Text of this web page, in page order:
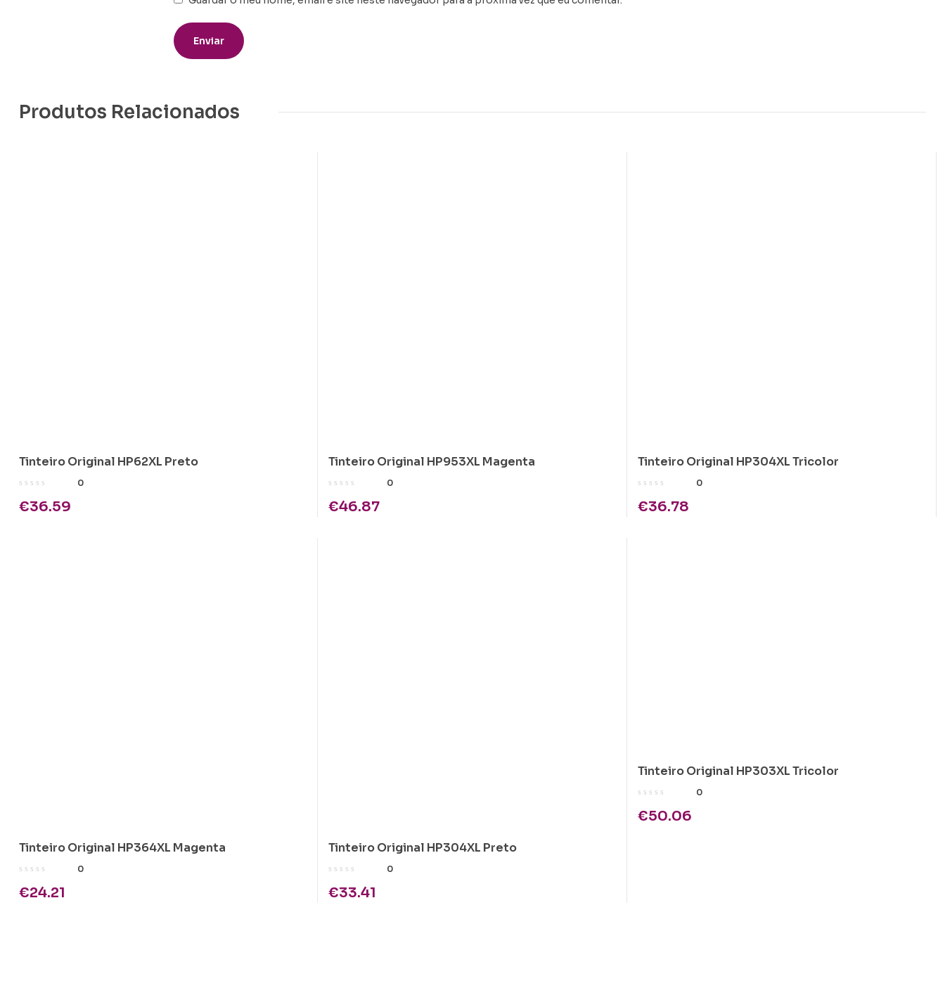
Produtos Relacionados
Tinteiro Original HP62XL Preto
0
€36.59
Tinteiro Original HP953XL Magenta
0
€46.87
Tinteiro Original HP304XL Tricolor
0
€36.78
Tinteiro Original HP364XL Magenta
0
€24.21
Tinteiro Original HP304XL Preto
0
€33.41
Tinteiro Original HP303XL Tricolor
0
€50.06